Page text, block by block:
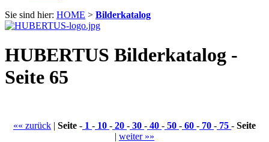
Sie sind hier: HOME > Bilderkatalog
HUBERTUS Bilderkatalog -
Seite 65
«« zurück | Seite - 1 - 10 - 20 - 30 - 40 - 50 - 60 - 70 - 75 - Seite
| weiter »»